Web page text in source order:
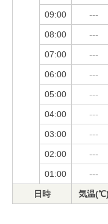
09:00 ---
08:00 ---
07:00 ---
06:00 ---
05:00 ---
04:00 ---
03:00 ---
02:00 ---
01:00 ---
日時 気温(℃)